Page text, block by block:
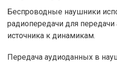
Беспроводные наушники
радиопередачи для
источника к динамикам.
Передача аудиоданных в